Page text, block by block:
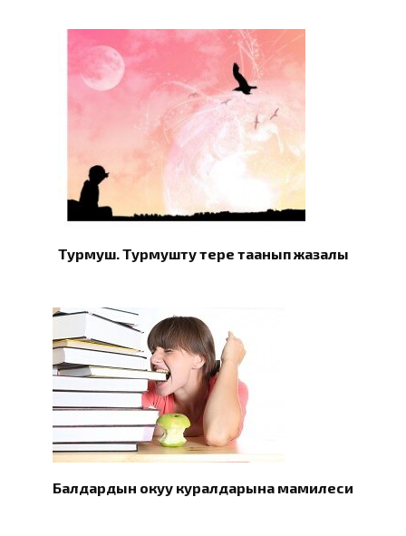
Турмуш. Турмушту терең таанып жазалы
Балдардын окуу куралдарына мамилеси